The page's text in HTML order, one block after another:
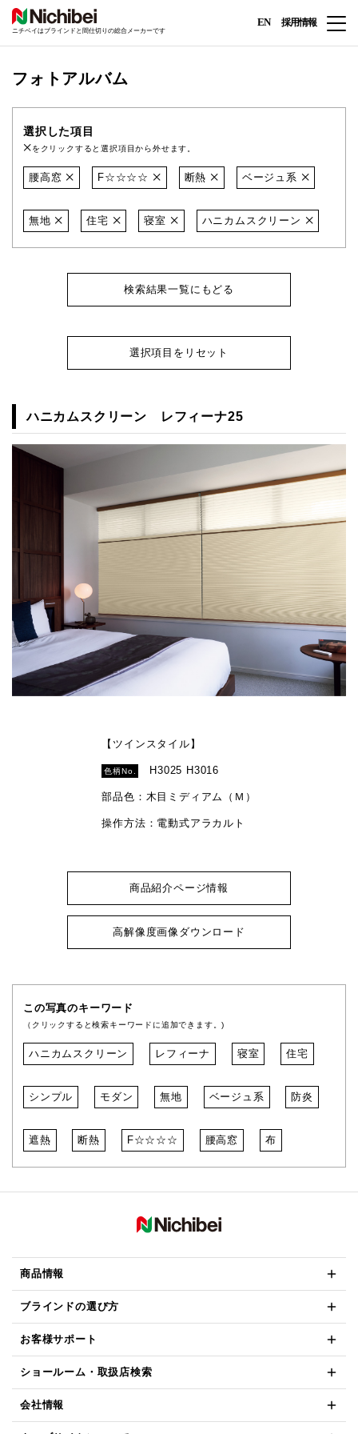
ニチベイはブラインドと間仕切りの総合メーカーです
EN 採用情報
フォトアルバム
選択した項目
をクリックすると選択項目から外せます。
腰高窓 F☆☆☆☆ 断熱 ベージュ系
無地 住宅 寝室 ハニカムスクリーン
検索結果一覧にもどる
選択項目をリセット
ハニカムスクリーン レフィーナ25
【ツインスタイル】
色柄No. H3025 H3016
部品色：木目ミディアム（Ｍ）
操作方法：電動式アラカルト
商品紹介ページ情報
高解像度画像ダウンロード
この写真のキーワード
（クリックすると検索キーワードに追加できます。)
ハニカムスクリーン レフィーナ 寝室 住宅
シンプル モダン 無地 ベージュ系 防炎
遮熱 断熱 F☆☆☆☆ 腰高窓 布
商品情報
ブラインドの選び方
お客様サポート
ショールーム・取扱店検索
会社情報